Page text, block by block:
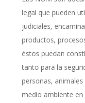
legal que pueden
judiciales,
productos,
éstos puedan
tanto para la
personas,
medio ambiente en